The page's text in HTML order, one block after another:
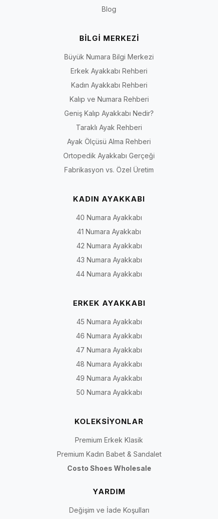
Blog
BİLGİ MERKEZİ
Büyük Numara Bilgi Merkezi
Erkek Ayakkabı Rehberi
Kadın Ayakkabı Rehberi
Kalıp ve Numara Rehberi
Geniş Kalıp Ayakkabı Nedir?
Taraklı Ayak Rehberi
Ayak Ölçüsü Alma Rehberi
Ortopedik Ayakkabı Gerçeği
Fabrikasyon vs. Özel Üretim
KADIN AYAKKABI
40 Numara Ayakkabı
41 Numara Ayakkabı
42 Numara Ayakkabı
43 Numara Ayakkabı
44 Numara Ayakkabı
ERKEK AYAKKABI
45 Numara Ayakkabı
46 Numara Ayakkabı
47 Numara Ayakkabı
48 Numara Ayakkabı
49 Numara Ayakkabı
50 Numara Ayakkabı
KOLEKSİYONLAR
Premium Erkek Klasik
Premium Kadın Babet & Sandalet
Costo Shoes Wholesale
YARDIM
Değişim ve İade Koşulları